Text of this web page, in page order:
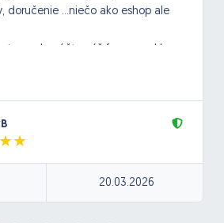
doručenie ...niečo ako eshop ale
kod ziadne cms, rýchly user
človeka s referenciami v
segmente
20.03.2026